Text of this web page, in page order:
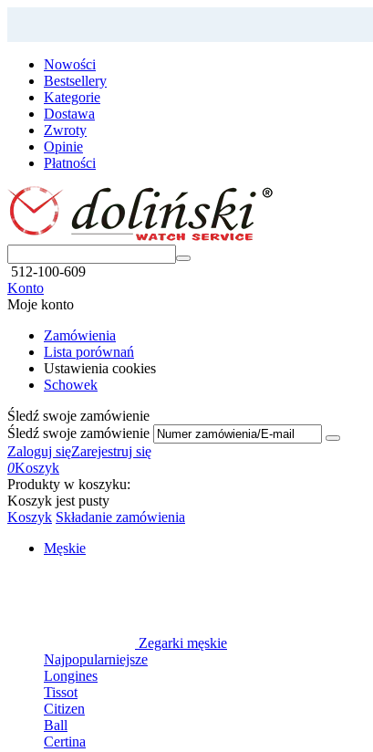
Nowości
Bestsellery
Kategorie
Dostawa
Zwroty
Opinie
Płatności
512-100-609
Konto
Moje konto
Zamówienia
Lista porównań
Ustawienia cookies
Schowek
Śledź swoje zamówienie
Śledź swoje zamówienie
Zaloguj sięZarejestruj się
0Koszyk
Produkty w koszyku:
Koszyk jest pusty
Koszyk Składanie zamówienia
Męskie
Zegarki męskie
Najpopularniejsze
Longines
Tissot
Citizen
Ball
Certina